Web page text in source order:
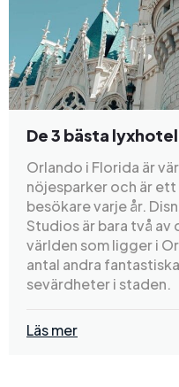
De 3 bästa
Orlando i Florida är
nöjesparker och är
besökare varje år.
Studios är bara två
världen som ligger i
antal andra
sevärdheter i staden.
Läs mer